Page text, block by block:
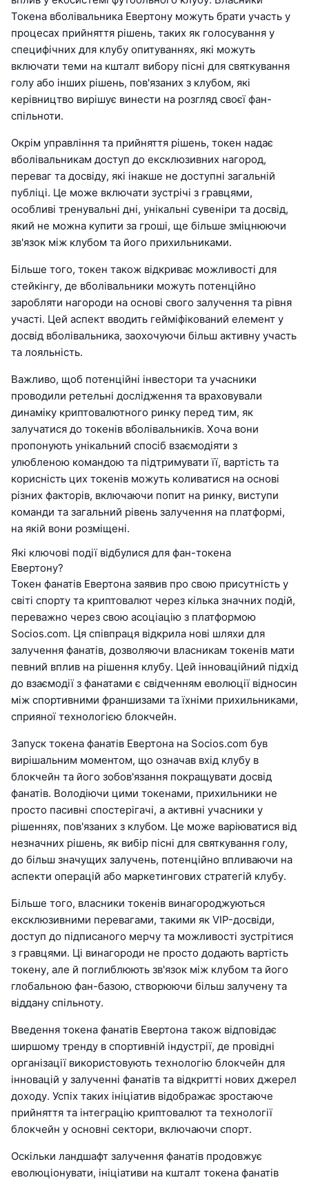
Токена вболівальника Евертону можуть брати участь у
процесах прийняття рішень, таких як голосування у
специфічних для клубу опитуваннях, які можуть
включати теми на кшталт вибору пісні для святкування
голу або інших рішень, пов'язаних з клубом, які
керівництво вирішує винести на розгляд своєї фан-
спільноти.
Окрім управління та прийняття рішень, токен надає
вболівальникам доступ до ексклюзивних нагород,
переваг та досвіду, які інакше не доступні загальній
публіці. Це може включати зустрічі з гравцями,
особливі тренувальні дні, унікальні сувеніри та досвід,
який не можна купити за гроші, ще більше зміцнюючи
зв'язок між клубом та його прихильниками.
Більше того, токен також відкриває можливості для
стейкінгу, де вболівальники можуть потенційно
заробляти нагороди на основі свого залучення та рівня
участі. Цей аспект вводить гейміфікований елемент у
досвід вболівальника, заохочуючи більш активну участь
та лояльність.
Важливо, щоб потенційні інвестори та учасники
проводили ретельні дослідження та враховували
динаміку криптовалютного ринку перед тим, як
залучатися до токенів вболівальників. Хоча вони
пропонують унікальний спосіб взаємодіяти з
улюбленою командою та підтримувати її, вартість та
корисність цих токенів можуть коливатися на основі
різних факторів, включаючи попит на ринку, виступи
команди та загальний рівень залучення на платформі,
на якій вони розміщені.
Які ключові події відбулися для фан-токена
Евертону?
Токен фанатів Евертона заявив про свою присутність у
світі спорту та криптовалют через кілька значних подій,
переважно через свою асоціацію з платформою
Socios.com. Ця співпраця відкрила нові шляхи для
залучення фанатів, дозволяючи власникам токенів мати
певний вплив на рішення клубу. Цей інноваційний підхід
до взаємодії з фанатами є свідченням еволюції відносин
між спортивними франшизами та їхніми прихильниками,
сприяної технологією блокчейн.
Запуск токена фанатів Евертона на Socios.com був
вирішальним моментом, що означав вхід клубу в
блокчейн та його зобов'язання покращувати досвід
фанатів. Володіючи цими токенами, прихильники не
просто пасивні спостерігачі, а активні учасники у
рішеннях, пов'язаних з клубом. Це може варіюватися від
незначних рішень, як вибір пісні для святкування голу,
до більш значущих залучень, потенційно впливаючи на
аспекти операцій або маркетингових стратегій клубу.
Більше того, власники токенів винагороджуються
ексклюзивними перевагами, такими як VIP-досвіди,
доступ до підписаного мерчу та можливості зустрітися
з гравцями. Ці винагороди не просто додають вартість
токену, але й поглиблюють зв'язок між клубом та його
глобальною фан-базою, створюючи більш залучену та
віддану спільноту.
Введення токена фанатів Евертона також відповідає
ширшому тренду в спортивній індустрії, де провідні
організації використовують технологію блокчейн для
інновацій у залученні фанатів та відкритті нових джерел
доходу. Успіх таких ініціатив відображає зростаюче
прийняття та інтеграцію криптовалют та технології
блокчейн у основні сектори, включаючи спорт.
Оскільки ландшафт залучення фанатів продовжує
еволюціонувати, ініціативи на кшталт токена фанатів